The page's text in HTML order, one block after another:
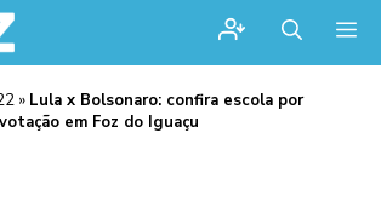
» Lula x Bolsonaro: confira escola por
em Foz do Iguaçu